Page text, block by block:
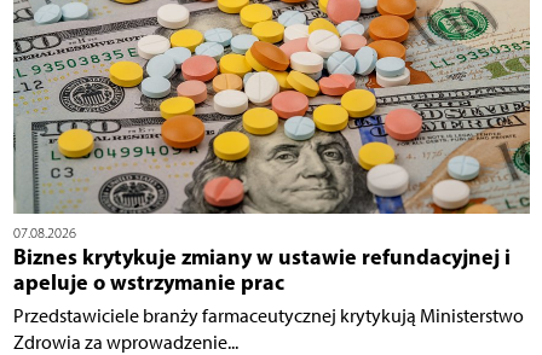
07.08.2026
Biznes krytykuje zmiany w ustawie refundacyjnej i
apeluje o wstrzymanie prac
Przedstawiciele branży farmaceutycznej krytykują Ministerstwo
Zdrowia za wprowadzenie...